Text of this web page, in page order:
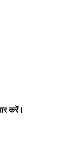
करें।